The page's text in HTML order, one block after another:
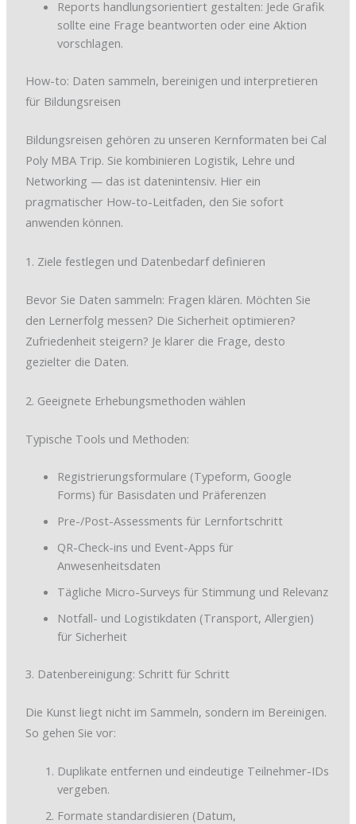
Reports handlungsorientiert gestalten: Jede Grafik
sollte eine Frage beantworten oder eine Aktion
vorschlagen.
How-to: Daten sammeln, bereinigen und interpretieren
für Bildungsreisen
Bildungsreisen gehören zu unseren Kernformaten bei Cal
Poly MBA Trip. Sie kombinieren Logistik, Lehre und
Networking — das ist datenintensiv. Hier ein
pragmatischer How-to-Leitfaden, den Sie sofort
anwenden können.
1. Ziele festlegen und Datenbedarf definieren
Bevor Sie Daten sammeln: Fragen klären. Möchten Sie
den Lernerfolg messen? Die Sicherheit optimieren?
Zufriedenheit steigern? Je klarer die Frage, desto
gezielter die Daten.
2. Geeignete Erhebungsmethoden wählen
Typische Tools und Methoden:
Registrierungsformulare (Typeform, Google
Forms) für Basisdaten und Präferenzen
Pre-/Post-Assessments für Lernfortschritt
QR-Check-ins und Event-Apps für
Anwesenheitsdaten
Tägliche Micro-Surveys für Stimmung und Relevanz
Notfall- und Logistikdaten (Transport, Allergien)
für Sicherheit
3. Datenbereinigung: Schritt für Schritt
Die Kunst liegt nicht im Sammeln, sondern im Bereinigen.
So gehen Sie vor:
Duplikate entfernen und eindeutige Teilnehmer-IDs
vergeben.
Formate standardisieren (Datum,